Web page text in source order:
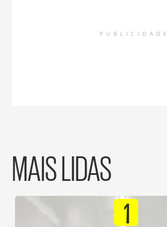
PUBLICIDADE
MAIS LIDAS
1